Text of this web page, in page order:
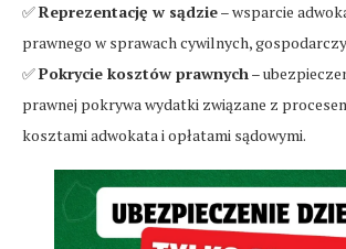
✅Reprezentację w sądzie– wsparcie
prawnego w sprawach cywilnych,
✅Pokrycie kosztów prawnych–
prawnej pokrywa wydatki związane z
kosztami adwokata i opłatami sądowymi.